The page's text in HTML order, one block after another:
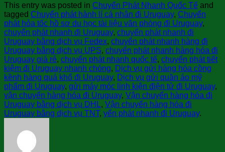
This entry was posted in Chuyển Phát Nhanh Quốc Tế and
tagged Chuyển phát hành lí cá nhân đi Uruguay, Chuyển
phát hỏa tốc hồ sơ du học tài liệu văn phòng đi Uruguay,
chuyển phát nhanh đi Uruguay, chuyển phát nhanh đi
Uruguay bằng dịch vụ Fedex, chuyển phát nhanh hàng đi
Uruguay bằng dịch vụ UPS, chuyển phát nhanh hàng hóa đi
Uruguay giá rẻ, chuyển phát nhanh quốc tế, chuyển phát tiết
kiệm đi Uruguay nhanh chóng, Dịch vụ gửi hàng hóa cồng
kềnh hàng quá khổ đi Uruguay, Dịch vụ gửi quần áo mỹ
phẩm đi Uruguay, gửi máy móc linh kiện điện tử đi Uruguay,
vận chuyển hàng hóa đi Uruguay, Vận chuyển hàng hóa đi
Uruguay bằng dịch vụ DHL, Vận chuyển hàng hóa đi
Uruguay bằng dịch vụ TNT, yển phát nhanh đi Uruguay.